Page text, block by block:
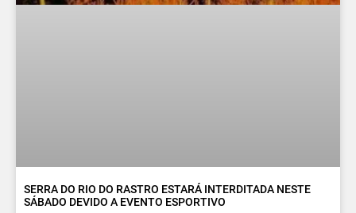
SERRA DO RIO DO RASTRO ESTARÁ INTERDITADA NESTE
SÁBADO DEVIDO A EVENTO ESPORTIVO